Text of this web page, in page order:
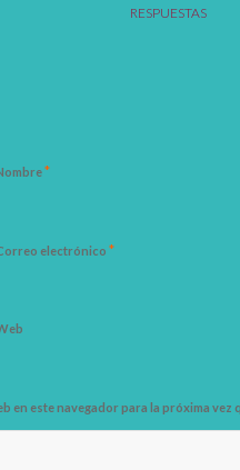
RESPUESTAS
*
electrónico *
en este navegador para la próxima vez